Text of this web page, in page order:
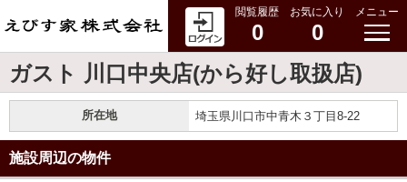
閲覧履歴
0
お気に入り
0
メニュー
ガスト 川口中央店(から好し取扱店)
所在地 埼玉県川口市中青木３丁目8-22
施設周辺の物件